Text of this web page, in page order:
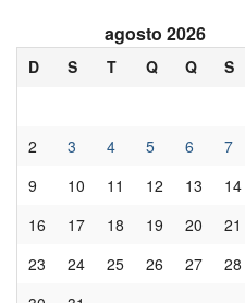
agosto 2026
D S T Q Q S
2
3 4 5 6 7
9
10 11 12 13 14
16
17 18 19 20 21
23
24 25 26 27 28